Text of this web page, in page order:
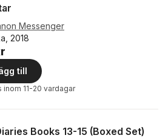
Messenger
2018
till
inom 11-20 vardagar
Books 13-15 (Boxed Set)